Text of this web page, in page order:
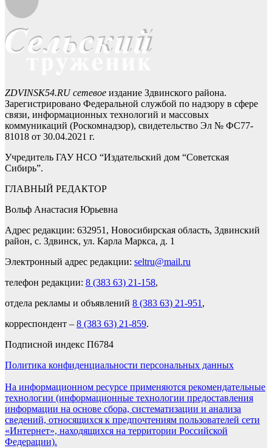
ZDVINSK54.RU сетевое издание Здвинского района.
Зарегистрировано Федеральной службой по надзору в сфере
связи, информационных технологий и массовых
коммуникаций (Роскомнадзор), свидетельство Эл № ФС77-
81018 от 30.04.2021 г.
Учредитель ГАУ НСО “Издательский дом “Советская
Сибирь”.
ГЛАВНЫЙ РЕДАКТОР
Вольф Анастасия Юрьевна
Адрес редакции: 632951, Новосибирская область, Здвинский
район, с. Здвинск, ул. Карла Маркса, д. 1
Электронный адрес редакции: seltru@mail.ru
телефон редакции: 8 (383 63) 21-158,
отдела рекламы и объявлений 8 (383 63) 21-951 ,
корреспондент – 8 (383 63) 21-859.
Подписной индекс П6784
Политика конфиденциальности персональных данных
На информационном ресурсе применяются рекомендательные
технологии (информационные технологии предоставления
информации на основе сбора, систематизации и анализа
сведений, относящихся к предпочтениям пользователей сети
«Интернет», находящихся на территории Российской
Федерации).